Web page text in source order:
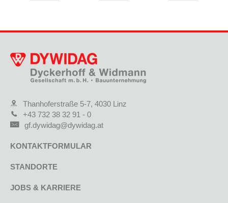
Thanhoferstraße 5-7, 4030 Linz
+43 732 38 32 91 - 0
gf.dywidag@dywidag.at
KONTAKTFORMULAR
STANDORTE
JOBS & KARRIERE